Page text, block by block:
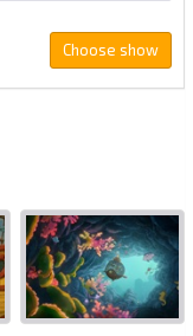
Choose show